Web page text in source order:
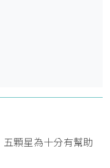
顆星為十分有幫助